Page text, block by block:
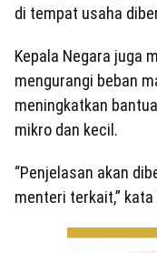
di tempat usaha
Kepala Negara juga
mengurangi beban
meningkatkan
mikro dan kecil.
“Penjelasan akan
menteri terkait,”